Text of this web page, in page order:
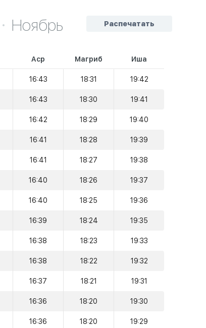
Распечатать
Ноябрь
Аср Магриб Иша
16:43 18:31 19:42
16:43 18:30 19:41
16:42 18:29 19:40
16:41 18:28 19:39
16:41 18:27 19:38
16:40 18:26 19:37
16:40 18:25 19:36
16:39 18:24 19:35
16:38 18:23 19:33
16:38 18:22 19:32
16:37 18:21 19:31
16:36 18:20 19:30
16:36 18:20 19:29